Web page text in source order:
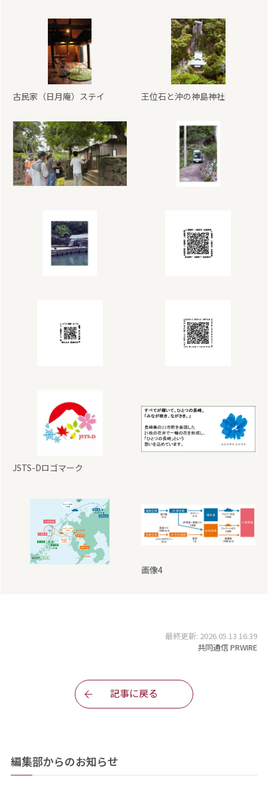
古民家（日月庵）ステイ 王位石と沖の神島神社
JSTS-Dロゴマーク
画像4
最終更新: 2026.05.13 16:39
共同通信 PRWIRE
記事に戻る
編集部からのお知らせ